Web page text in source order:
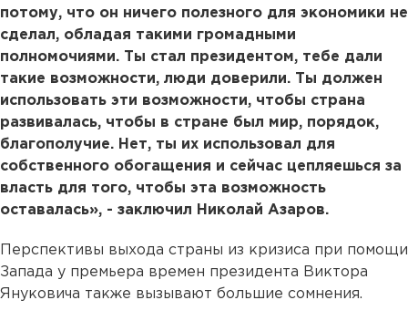
потому, что он ничего полезного для экономики не
сделал, обладая такими громадными
полномочиями. Ты стал президентом, тебе дали
такие возможности, люди доверили. Ты должен
использовать эти возможности, чтобы страна
развивалась, чтобы в стране был мир, порядок,
благополучие. Нет, ты их использовал для
собственного обогащения и сейчас цепляешься за
власть для того, чтобы эта возможность
оставалась», - заключил Николай Азаров.
Перспективы выхода страны из кризиса при помощи
Запада у премьера времен президента Виктора
Януковича также вызывают большие сомнения.